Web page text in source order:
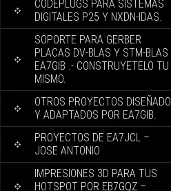
CODEPLUGS PARA SISTEMAS
DIGITALES P25 Y NXDN-IDAS.
SOPORTE PARA GERBER
PLACAS DV-BLAS Y STM-BLAS
EA7GIB .- CONSTRUYETELO TU
MISMO.
OTROS PROYECTOS DISEÑADO
Y ADAPTADOS POR EA7GIB.
PROYECTOS DE EA7JCL –
JOSE ANTONIO
IMPRESIONES 3D PARA TUS
HOTSPOT POR EB7GQZ –